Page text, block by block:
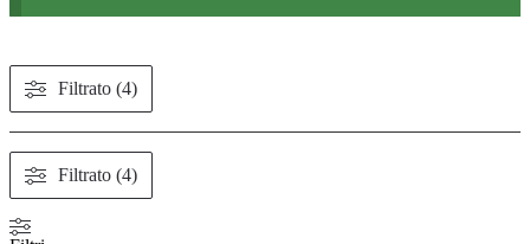
Filtrato (4)
Filtrato (4)